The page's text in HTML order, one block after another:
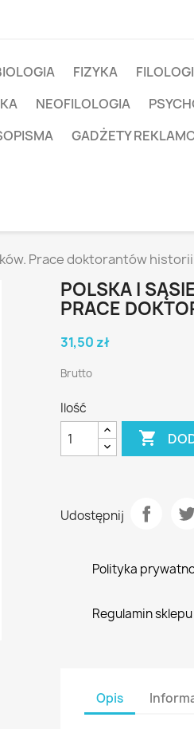
FIZYKA
NEOFILOLOGIA
GADŻETY
Prace doktorantów
POLSKA I
PRACE
31,50 zł
Brutto
Ilość

Udostępnij
Polityka
Regulamin sklepu
Opis